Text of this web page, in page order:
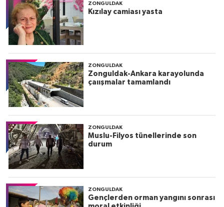
ZONGULDAK
Kızılay camiası yasta
ZONGULDAK
Zonguldak-Ankara karayolunda
çaıışmalar tamamlandı
ZONGULDAK
Muslu-Filyos tünellerinde son
durum
ZONGULDAK
Gençlerden orman yangını sonrası